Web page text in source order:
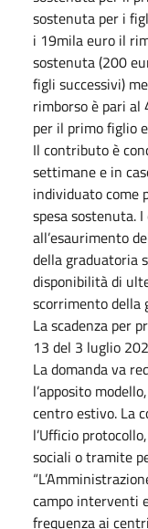
sostenuta per i
i 19mila euro il
sostenuta (200
figli successivi)
rimborso è pari al
per il primo figlio
Il contributo è
settimane e in
individuato come
spesa sostenuta.
all’esaurimento
della graduatoria
disponibilità di
scorrimento della
La scadenza per
13 del 3 luglio
La domanda va
l’apposito
centro estivo. La
l’Ufficio
sociali o tramite
campo interventi
frequenza ai